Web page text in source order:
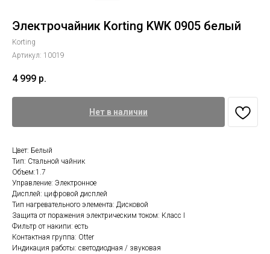
Электрочайник Korting KWK 0905 белый
Korting
Артикул: 10019
4 999 р.
Нет в наличии
Цвет: Белый
Тип: Стальной чайник
Объем:1.7
Управление: Электронное
Дисплей: цифровой дисплей
Тип нагревательного элемента: Дисковой
Защита от поражения электрическим током: Класс I
Фильтр от накипи: есть
Контактная группа: Otter
Индикация работы: светодиодная / звуковая